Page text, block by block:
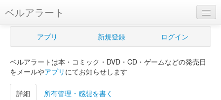
ベルアラート
ベルアラートとは
新規登録
ログイン
アプリ 新規登録 ログイン
ベルアラートは本・コミック・DVD・CD・ゲームなどの発売日
をメールやアプリ にてお知らせします
詳細 所有管理・感想を書く